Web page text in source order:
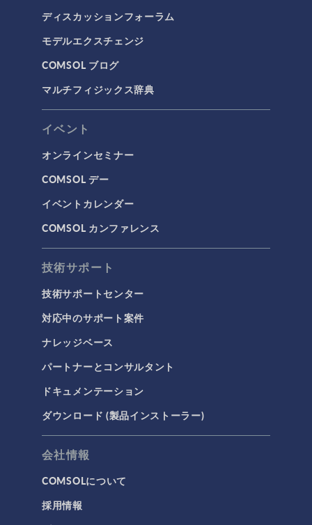
ディスカッションフォーラム
モデルエクスチェンジ
COMSOL ブログ
マルチフィジックス辞典
イベント
オンラインセミナー
COMSOL デー
イベントカレンダー
COMSOL カンファレンス
技術サポート
技術サポートセンター
対応中のサポート案件
ナレッジベース
パートナーとコンサルタント
ドキュメンテーション
ダウンロード (製品インストーラー)
会社情報
COMSOLについて
採用情報